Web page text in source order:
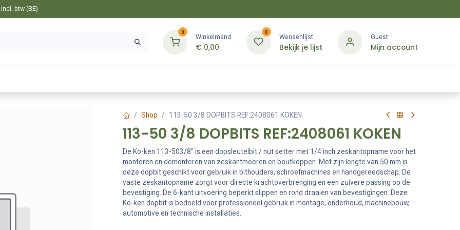
btw (BE)
0
Winkelmand
€ 0,00
0
Wensenlijst
Bekijk je lijst
Guest
Mijn account
Shop 113-50 3/8 DOPBITS REF:2408061 KOKEN
113-50 3/8 DOPBITS REF:2408061 KOKEN
De Ko-ken 113-503/8" is een dopsleutelbit / nut setter met 1/4 inch zeskantopname voor het
monteren en demonteren van zeskantmoeren en boutkoppen. Met zijn lengte van 50 mm is
deze dopbit geschikt voor gebruik in bithouders, schroefmachines en handgereedschap. De
vaste zeskantopname zorgt voor directe krachtoverbrenging en een zuivere passing op de
bevestiging. De 6-kant uitvoering beperkt slippen en rond draaien van bevestigingen. Deze
Ko-ken dopbit is bedoeld voor professioneel gebruik in montage, onderhoud, machinebouw,
automotive en technische installaties.